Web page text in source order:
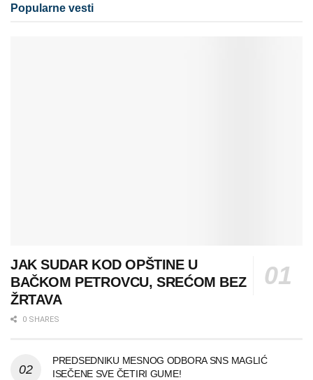
Popularne vesti
JAK SUDAR KOD OPŠTINE U
BAČKOM PETROVCU, SREĆOM BEZ
ŽRTAVA
0 SHARES
PREDSEDNIKU MESNOG ODBORA SNS MAGLIĆ
ISEČENE SVE ČETIRI GUME!